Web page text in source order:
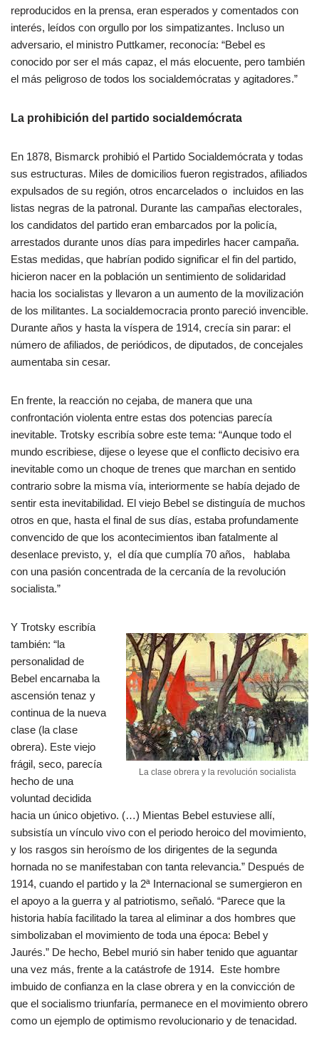
reproducidos en la prensa, eran esperados y comentados con
interés, leídos con orgullo por los simpatizantes. Incluso un
adversario, el ministro Puttkamer, reconocía: “Bebel es
conocido por ser el más capaz, el más elocuente, pero también
el más peligroso de todos los socialdemócratas y agitadores.”
La prohibición del partido socialdemócrata
En 1878, Bismarck prohibió el Partido Socialdemócrata y todas
sus estructuras. Miles de domicilios fueron registrados, afiliados
expulsados de su región, otros encarcelados o incluidos en las
listas negras de la patronal. Durante las campañas electorales,
los candidatos del partido eran embarcados por la policía,
arrestados durante unos días para impedirles hacer campaña.
Estas medidas, que habrían podido significar el fin del partido,
hicieron nacer en la población un sentimiento de solidaridad
hacia los socialistas y llevaron a un aumento de la movilización
de los militantes. La socialdemocracia pronto pareció invencible.
Durante años y hasta la víspera de 1914, crecía sin parar: el
número de afiliados, de periódicos, de diputados, de concejales
aumentaba sin cesar.
En frente, la reacción no cejaba, de manera que una
confrontación violenta entre estas dos potencias parecía
inevitable. Trotsky escribía sobre este tema: “Aunque todo el
mundo escribiese, dijese o leyese que el conflicto decisivo era
inevitable como un choque de trenes que marchan en sentido
contrario sobre la misma vía, interiormente se había dejado de
sentir esta inevitabilidad. El viejo Bebel se distinguía de muchos
otros en que, hasta el final de sus días, estaba profundamente
convencido de que los acontecimientos iban fatalmente al
desenlace previsto, y, el día que cumplía 70 años, hablaba
con una pasión concentrada de la cercanía de la revolución
socialista.”
La clase obrera y la revolución socialista
Y Trotsky escribía
también: “la
personalidad de
Bebel encarnaba la
ascensión tenaz y
continua de la nueva
clase (la clase
obrera). Este viejo
frágil, seco, parecía
hecho de una
voluntad decidida
hacia un único objetivo. (…) Mientas Bebel estuviese allí,
subsistía un vínculo vivo con el periodo heroico del movimiento,
y los rasgos sin heroísmo de los dirigentes de la segunda
hornada no se manifestaban con tanta relevancia.” Después de
1914, cuando el partido y la 2ª Internacional se sumergieron en
el apoyo a la guerra y al patriotismo, señaló. “Parece que la
historia había facilitado la tarea al eliminar a dos hombres que
simbolizaban el movimiento de toda una época: Bebel y
Jaurés.” De hecho, Bebel murió sin haber tenido que aguantar
una vez más, frente a la catástrofe de 1914. Este hombre
imbuido de confianza en la clase obrera y en la convicción de
que el socialismo triunfaría, permanece en el movimiento obrero
como un ejemplo de optimismo revolucionario y de tenacidad.